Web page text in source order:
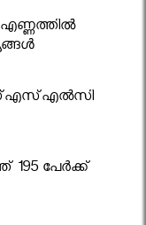
എണ്ണത്തിൽ
പേര്‍ക്ക്